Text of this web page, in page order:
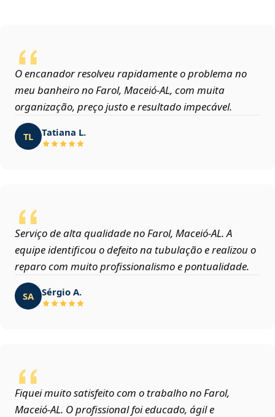
O encanador resolveu rapidamente o problema no
meu banheiro no Farol, Maceió‑AL, com muita
organização, preço justo e resultado impecável.
TL Tatiana L.
Serviço de alta qualidade no Farol, Maceió‑AL. A
equipe identificou o defeito na tubulação e realizou o
reparo com muito profissionalismo e pontualidade.
SA Sérgio A.
Fiquei muito satisfeito com o trabalho no Farol,
Maceió‑AL. O profissional foi educado, ágil e